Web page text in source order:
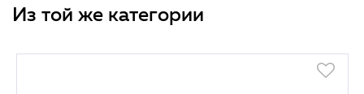
Из той же категории